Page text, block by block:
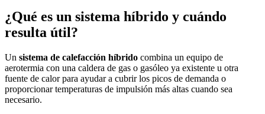
¿Qué es un sistema híbrido y cuándo
resulta útil?
Un sistema de calefacción híbrido combina un equipo de
aerotermia con una caldera de gas o gasóleo ya existente u otra
fuente de calor para ayudar a cubrir los picos de demanda o
proporcionar temperaturas de impulsión más altas cuando sea
necesario.